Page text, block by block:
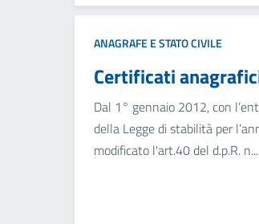
ANAGRAFE E STATO CIVILE
Certificati
Dal 1° gennaio 2012, con
della Legge di stabilità per
modificato l'art.40 del d.p.R.